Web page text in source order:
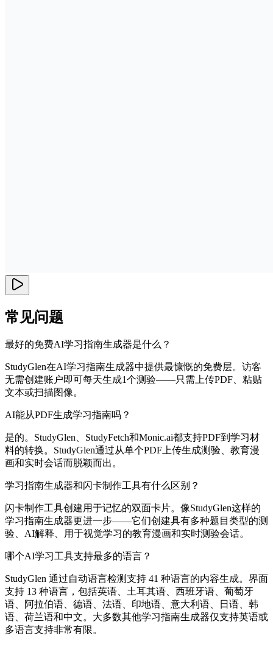
常见问题
最好的免费AI学习指南生成器是什么？
StudyGlen在AI学习指南生成器中提供最慷慨的免费层。访客
无需创建账户即可每天生成1个测验——只需上传PDF、粘贴
文本或扫描图像。
AI能从PDF生成学习指南吗？
是的。StudyGlen、StudyFetch和Monic.ai都支持PDF到学习材
料的转换。StudyGlen通过从单个PDF上传生成测验、教育漫
画和实时会话而脱颖而出。
学习指南生成器和闪卡制作工具有什么区别？
闪卡制作工具创建用于记忆的双面卡片。像StudyGlen这样的
学习指南生成器更进一步——它们创建具有多种题目类型的测
验、AI解释、用于视觉学习的教育漫画和实时测验会话。
哪个AI学习工具支持最多的语言？
StudyGlen 通过自动语言检测支持 41 种语言的内容生成。界面
支持 13 种语言，包括英语、土耳其语、西班牙语、葡萄牙
语、阿拉伯语、德语、法语、印地语、意大利语、日语、韩
语、荷兰语和中文。大多数其他学习指南生成器仅支持英语或
多语言支持非常有限。